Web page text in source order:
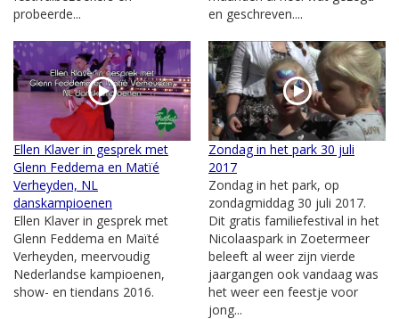
probeerde...
en geschreven....
Ellen Klaver in gesprek met
Glenn Feddema en Matïé
Verheyden, NL
danskampioenen
Ellen Klaver in gesprek met
Glenn Feddema en Maïté
Verheyden, meervoudig
Nederlandse kampioenen,
show- en tiendans 2016.
Zondag in het park 30 juli
2017
Zondag in het park, op
zondagmiddag 30 juli 2017.
Dit gratis familiefestival in het
Nicolaaspark in Zoetermeer
beleeft al weer zijn vierde
jaargangen ook vandaag was
het weer een feestje voor
jong...